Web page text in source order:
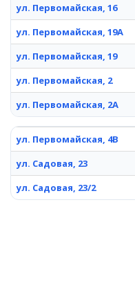
ул. Первомайская, 16
ул. Первомайская, 19А
ул. Первомайская, 19
ул. Первомайская, 2
ул. Первомайская, 2А
ул. Первомайская, 4В
ул. Садовая, 23
ул. Садовая, 23/2